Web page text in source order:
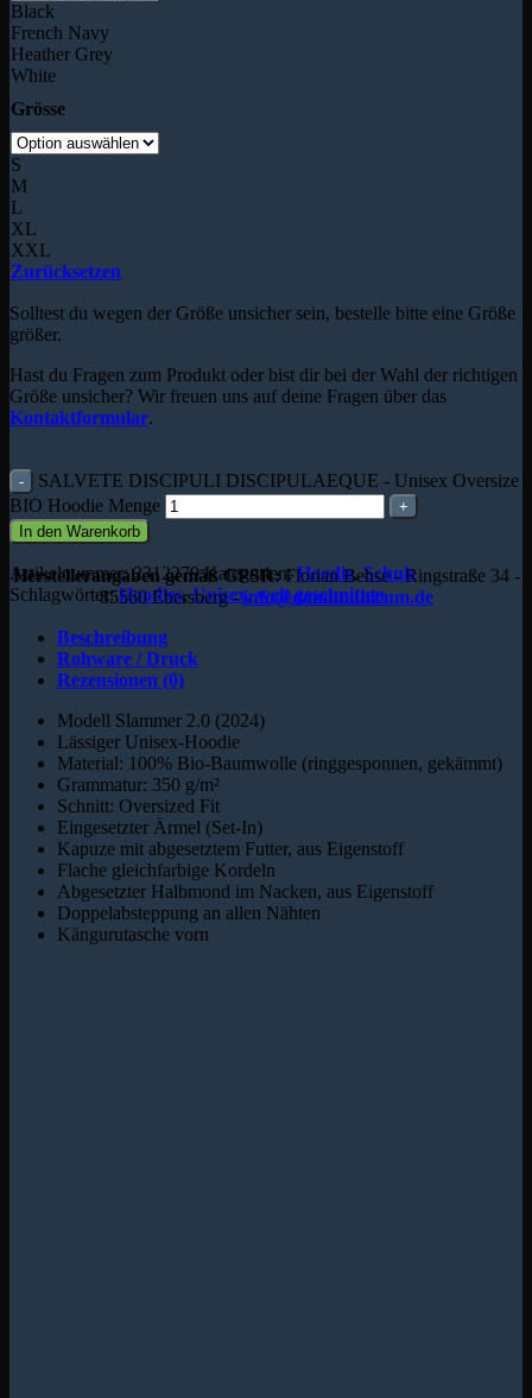
Black
French Navy
Heather Grey
White
Grösse
S
M
L
XL
XXL
Zurücksetzen
Solltest du wegen der Größe unsicher sein, bestelle bitte eine Größe
größer.
Hast du Fragen zum Produkt oder bist dir bei der Wahl der richtigen
Größe unsicher? Wir freuen uns auf deine Fragen über das
Kontaktformular.
SALVETE DISCIPULI DISCIPULAEQUE - Unisex Oversize
BIO Hoodie Menge
In den Warenkorb
Artikelnummer:2312279 Kategorien:Hoodie,Schule
Schlagwörter:Hoodies,Unisex,weit geschnitten
Herstellerangaben gemäß GPSR:Florian Behse - Ringstraße 34 -
85560 Ebersberg -info@donumunicum.de
Beschreibung
Rohware / Druck
Rezensionen (0)
Modell Slammer 2.0 (2024)
Lässiger Unisex-Hoodie
Material: 100% Bio-Baumwolle (ringgesponnen, gekämmt)
Grammatur: 350 g/m²
Schnitt: Oversized Fit
Eingesetzter Ärmel (Set-In)
Kapuze mit abgesetztem Futter, aus Eigenstoff
Flache gleichfarbige Kordeln
Abgesetzter Halbmond im Nacken, aus Eigenstoff
Doppelabsteppung an allen Nähten
Kängurutasche vorn